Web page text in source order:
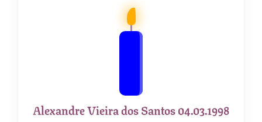
Alexandre Vieira dos Santos 04.03.1998